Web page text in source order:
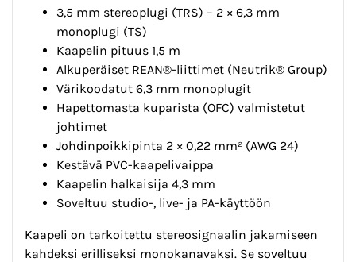
3,5 mm stereoplugi (TRS) – 2 × 6,3 mm
monoplugi (TS)
Kaapelin pituus 1,5 m
Alkuperäiset REAN®-liittimet (Neutrik® Group)
Värikoodatut 6,3 mm monoplugit
Hapettomasta kuparista (OFC) valmistetut
johtimet
Johdinpoikkipinta 2 × 0,22 mm² (AWG 24)
Kestävä PVC-kaapelivaippa
Kaapelin halkaisija 4,3 mm
Soveltuu studio-, live- ja PA-käyttöön
Kaapeli on tarkoitettu stereosignaalin jakamiseen
kahdeksi erilliseksi monokanavaksi. Se soveltuu